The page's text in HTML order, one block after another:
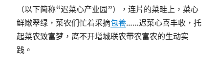
（以下简称“迟菜心产业园”），连片的菜畦上，菜心
鲜嫩翠绿，菜农们忙着采摘包養……迟菜心喜丰收，托
起菜农致富梦，离不开增城联农带农富农的生动实
践。